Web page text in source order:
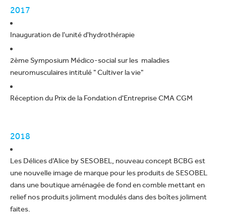
2017
Inauguration de l'unité d'hydrothérapie
2ème Symposium Médico-social sur les maladies
neuromusculaires intitulé " Cultiver la vie"
Réception du Prix de la Fondation d'Entreprise CMA CGM
2018
Les Délices d’Alice by SESOBEL, nouveau concept BCBG est
une nouvelle image de marque pour les produits de SESOBEL
dans une boutique aménagée de fond en comble mettant en
relief nos produits joliment modulés dans des boîtes joliment
faites.